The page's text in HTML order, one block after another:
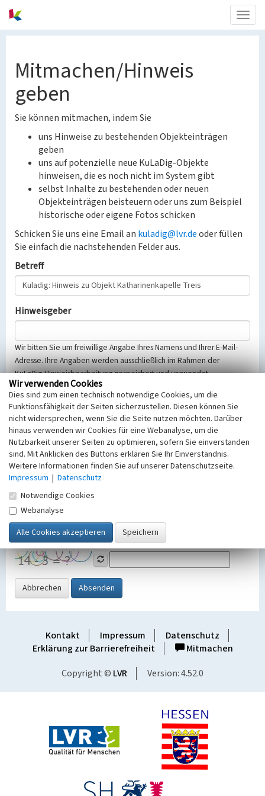
Mitmachen/Hinweis
geben
Sie können mitmachen, indem Sie
uns Hinweise zu bestehenden Objekteinträgen
geben
uns auf potenzielle neue KuLaDig-Objekte
hinweisen, die es noch nicht im System gibt
selbst Inhalte zu bestehenden oder neuen
Objekteinträgen beisteuern oder uns zum Beispiel
historische oder eigene Fotos schicken
Schicken Sie uns eine Email an kuladig@lvr.deoder füllen
Sie einfach die nachstehenden Felder aus.
Betreff
Hinweisgeber
Wir bitten Sie um freiwillige Angabe Ihres Namens und Ihrer E-Mail-
Adresse. Ihre Angaben werden ausschließlich im Rahmen der
KuLaDig-Hinweisbearbeitung gespeichert und verwendet.
Selbstverständlich werden diese entsprechend der Vorschriften des
Telemediengesetzes, des Datenschutzgesetzes NRW und der seit
dem 25.05.2018 gültigen Europäischen Datenschutzgrundverordnung
(EU-DSGVO) vertraulich behandelt, beachten Sie bitte unsere
Hinweise zumDatenschutz
Nachricht
SicherheitsabfrageTragen Sie unten das Rechenergebnis aus der
Grafik ein
Abbrechen Absenden
Kontakt Impressum
Datenschutz
Erklärung zur Barrierefreiheit
Mitmachen
Copyright © LVR Version: 4.52.0
Wir verwenden Cookies
Dies sind zum einen technisch notwendige Cookies, um die
Funktionsfähigkeit der Seiten sicherzustellen. Diesen können Sie
nicht widersprechen, wenn Sie die Seite nutzen möchten. Darüber
hinaus verwenden wir Cookies für eine Webanalyse, um die
Nutzbarkeit unserer Seiten zu optimieren, sofern Sie einverstanden
sind. Mit Anklicken des Buttons erklären Sie Ihr Einverständnis.
Weitere Informationen finden Sie auf unserer Datenschutzseite.
Impressum | Datenschutz
Notwendige Cookies
Webanalyse